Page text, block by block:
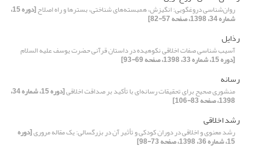
روان‌شناسی دروغگویی: انگیزش، همبسته‌های شناختی، بسترها و راه اصلاح [دوره 15،
شماره 34، 1398، صفحه 57-82]
رذایل
آسیب شناسی صفات اخلاقی نکوهیده در داستان قرآنی حضرت یوسف علیه السلام
[دوره 15، شماره 33، 1398، صفحه 69-93]
رسانه
منشوری صحیح برای تحقیقات رسانه‌ای با تأکید بر صداقت اخلاقی [دوره 15، شماره 34،
1398، صفحه 83-106]
رشد اخلاقی
رشد معنوی و اخلاقی در دوران کودکی و تأثیر آن در بزرگسالی: یک مقاله مروری[دوره
15، شماره 36، 1398، صفحه 73-98]